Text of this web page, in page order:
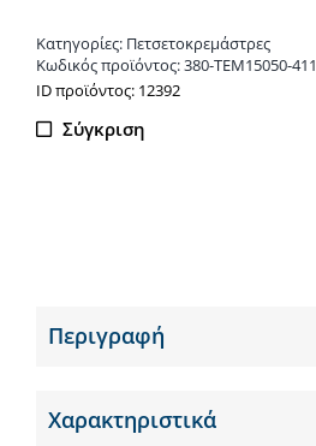
BLACK
BRUSHED
ποσότητα
Κατηγορίες: Πετσετοκρεμάστρες
Κωδικός προϊόντος:380-TEM15050-411
ΙD προϊόντος: 12392
Σύγκριση
Περιγραφή
Χαρακτηριστικά